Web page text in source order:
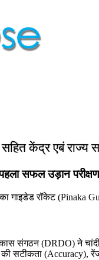
केंद्र एबं राज्य
सफल उड़ान
गाइडेड रॉकेट (Pinaka
संगठन (DRDO) ने
की सटीकता